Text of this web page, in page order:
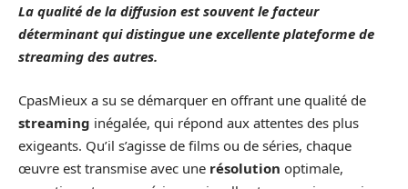
La qualité de la diffusion est souvent le facteur
déterminant qui distingue une excellente plateforme de
streaming des autres.
CpasMieux a su se démarquer en offrant une qualité de
streaming inégalée, qui répond aux attentes des plus
exigeants. Qu’il s’agisse de films ou de séries, chaque
œuvre est transmise avec une résolution optimale,